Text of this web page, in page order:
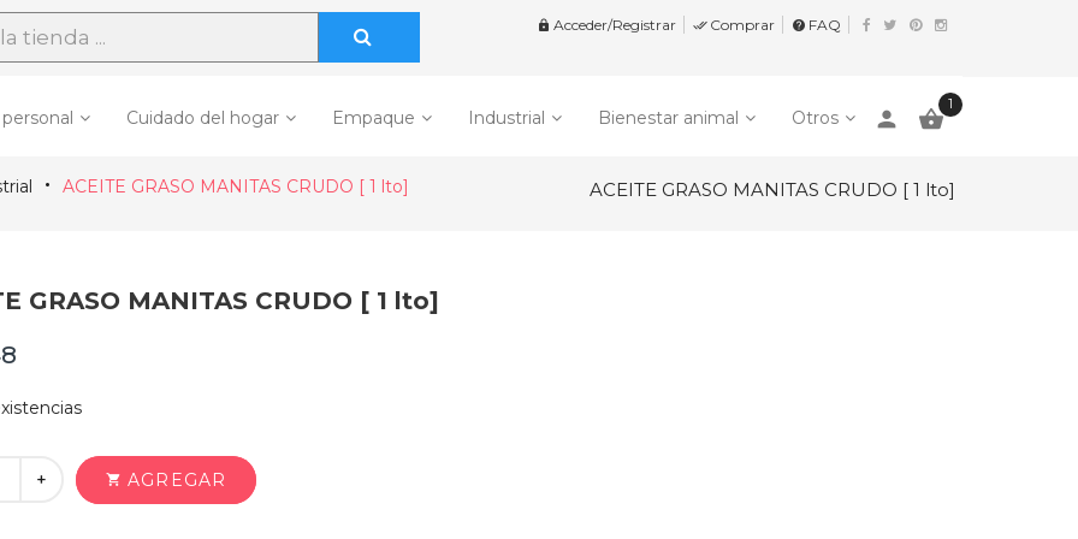
 Acceder/Registrar  Comprar help FAQ
Cuidado del hogar Empaque Industrial Bienestar animal Otros person 
1
ACEITE GRASO MANITAS CRUDO [ 1 lto] ACEITE GRASO MANITAS CRUDO [ 1 lto]
GRASO MANITAS CRUDO [ 1 lto]
+ shopping_cart AGREGAR